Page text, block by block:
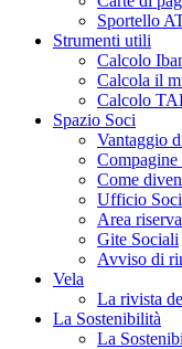
Sportello
Strumenti utili
Calcolo
Calcola il
Calcolo
Spazio Soci
Vantaggio
Compagine
Come
Ufficio Soci
Area
Gite Sociali
Avviso di
Vela
La rivista
La Sostenibilità
La